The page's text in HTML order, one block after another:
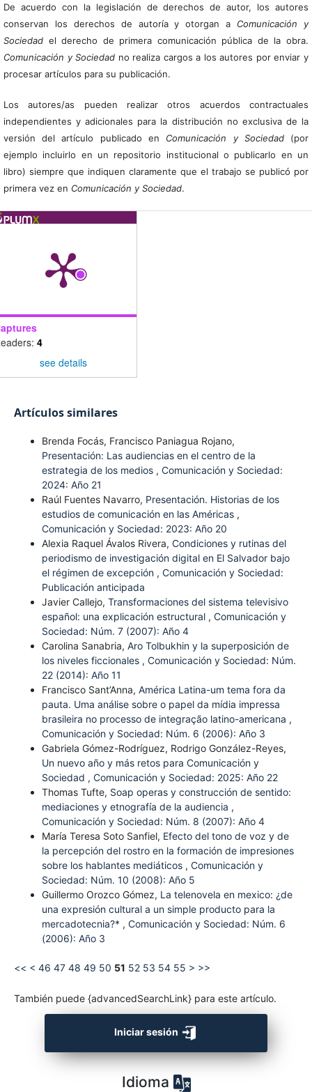
De acuerdo con la legislación de derechos de autor, los autores
conservan los derechos de autoría y otorgan a Comunicación y
Sociedadel derecho de primera comunicación pública de la obra.
Comunicación y Sociedad no realiza cargos a los autores por enviar y
procesar artículos para su publicación.
Los autores/as pueden realizar otros acuerdos contractuales
independientes y adicionales para la distribución no exclusiva de la
versión del artículo publicado en Comunicación y Sociedad(por
ejemplo incluirlo en un repositorio institucional o publicarlo en un
libro) siempre que indiquen claramente que el trabajo se publicó por
primera vez en Comunicación y Sociedad.
4
see details
Artículos similares
Brenda Focás, Francisco Paniagua Rojano,
Presentación: Las audiencias en el centro de la
estrategia de los medios , Comunicación y Sociedad:
2024: Año 21
Raúl Fuentes Navarro, Presentación. Historias de los
estudios de comunicación en las Américas ,
Comunicación y Sociedad: 2023: Año 20
Alexia Raquel Ávalos Rivera, Condiciones y rutinas del
periodismo de investigación digital en El Salvador bajo
el régimen de excepción , Comunicación y Sociedad:
Publicación anticipada
Javier Callejo, Transformaciones del sistema televisivo
español: una explicación estructural , Comunicación y
Sociedad: Núm. 7 (2007): Año 4
Carolina Sanabria, Aro Tolbukhin y la superposición de
los niveles ficcionales , Comunicación y Sociedad: Núm.
22 (2014): Año 11
Francisco Sant’Anna, América Latina-um tema fora da
pauta. Uma análise sobre o papel da mídia impressa
brasileira no processo de integração latino-americana ,
Comunicación y Sociedad: Núm. 6 (2006): Año 3
Gabriela Gómez-Rodríguez, Rodrigo González-Reyes,
Un nuevo año y más retos para Comunicación y
Sociedad , Comunicación y Sociedad: 2025: Año 22
Thomas Tufte, Soap operas y construcción de sentido:
mediaciones y etnografía de la audiencia ,
Comunicación y Sociedad: Núm. 8 (2007): Año 4
María Teresa Soto Sanfiel, Efecto del tono de voz y de
la percepción del rostro en la formación de impresiones
sobre los hablantes mediáticos , Comunicación y
Sociedad: Núm. 10 (2008): Año 5
Guillermo Orozco Gómez, La telenovela en mexico: ¿de
una expresión cultural a un simple producto para la
mercadotecnia?* , Comunicación y Sociedad: Núm. 6
(2006): Año 3
<< < 46 47 48 49 50 51 52 53 54 55 > >>
También puede {advancedSearchLink} para este artículo.
Iniciar sesión
Idioma